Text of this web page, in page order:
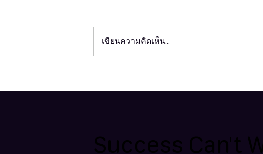
จาก Google ที่ให้คุณพูดคุยกับ AI
เขียนความคิดเห็น…
Success Can't